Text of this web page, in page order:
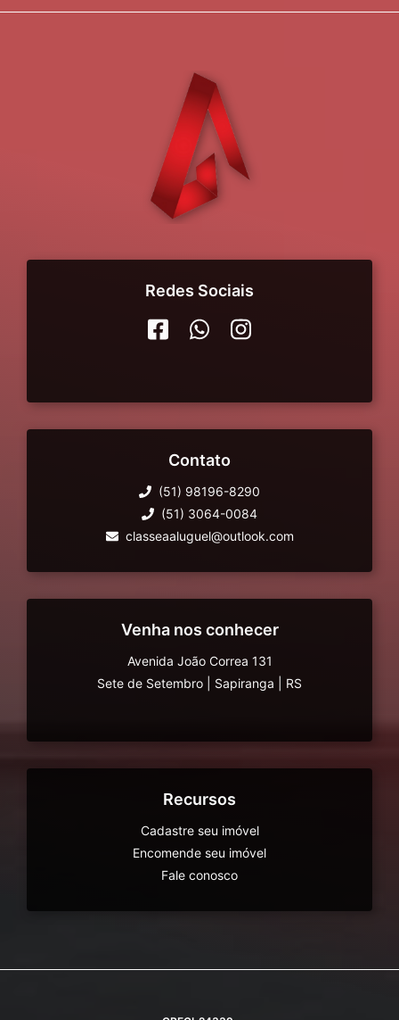
Redes Sociais
Contato
(51) 98196-8290
(51) 3064-0084
classeaaluguel@outlook.com
Venha nos conhecer
Avenida João Correa 131
Sete de Setembro
Sapiranga RS
Recursos
Cadastre seu imóvel
Encomende seu imóvel
Fale conosco